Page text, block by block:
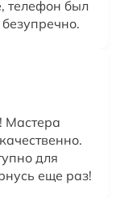
телефон был
Мастера
для
еще раз!